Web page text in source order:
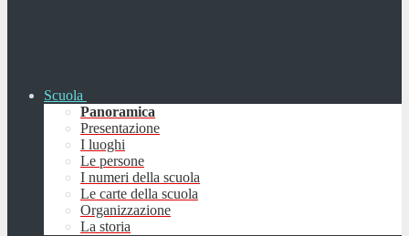
Scuola
Panoramica
Presentazione
I luoghi
Le persone
I numeri della scuola
Le carte della scuola
Organizzazione
La storia